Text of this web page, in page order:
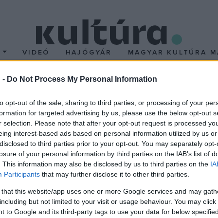
- Do Not Process My Personal Information
opt-out of the sale, sharing to third parties, or processing of your
for targeted advertising by us, please use the below opt-out
selection. Please note that after your opt-out request is processed
interest-based ads based on personal information utilized by us
to third parties prior to your opt-out. You may separately
of your personal information by third parties on the IAB’s list of
This information may also be disclosed by us to third parties on the
Participants that may further disclose it to other third parties.
that this website/app uses one or more Google services and may
but not limited to your visit or usage behaviour. You may
to Google and its third-party tags to use your data for below
VIDEÓ HAJÓGYÁR MAGYAR KULTÚRA
katonák puccsot
ország minden stratégiailag fontos pontját megszállják,
tagjai Sztilianósz Pattakosz, az athéni harckocsizó-
miniszter, majd decemberben miniszterelnök lett.
állapodtak meg, hogy tisztázzák a zavaros politikai
menesztette a kabinetből miniszterelnökét, Jeórjiosz
egy összeesküvésében, gyenge parlamenti többségre
az már nem bírta tartani magát, a király április 3-án